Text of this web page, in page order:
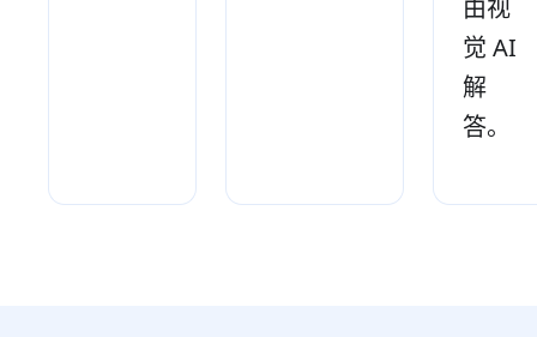
由视
觉 AI
解
答。